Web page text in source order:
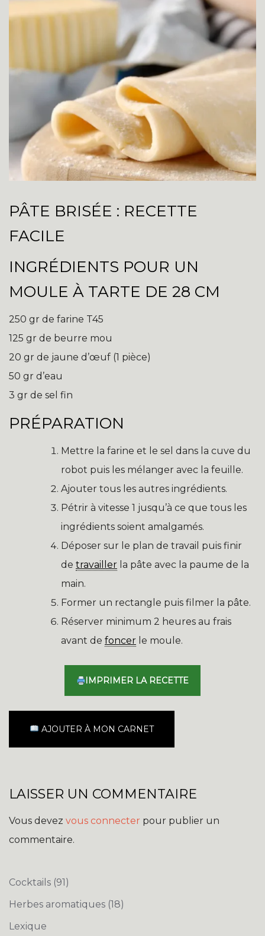
PÂTE BRISÉE : RECETTE
FACILE
INGRÉDIENTS POUR UN
MOULE À TARTE DE 28 CM
250 gr de farine T45
125 gr de beurre mou
20 gr de jaune d’œuf (1 pièce)
50 gr d’eau
3 gr de sel fin
PRÉPARATION
Mettre la farine et le sel dans la cuve du
robot puis les mélanger avec la feuille.
Ajouter tous les autres ingrédients.
Pétrir à vitesse 1 jusqu’à ce que tous les
ingrédients soient amalgamés.
Déposer sur le plan de travail puis finir
de travailler la pâte avec la paume de la
main.
Former un rectangle puis filmer la pâte.
Réserver minimum 2 heures au frais
avant de foncer le moule.
IMPRIMER LA RECETTE
AJOUTER À MON CARNET
LAISSER UN COMMENTAIRE
Vous devez vous connecter pour publier un
commentaire.
Cocktails (91)
Herbes aromatiques (18)
Lexique